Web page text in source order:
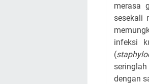
merasa
sesekali
infeksi
(
dengan